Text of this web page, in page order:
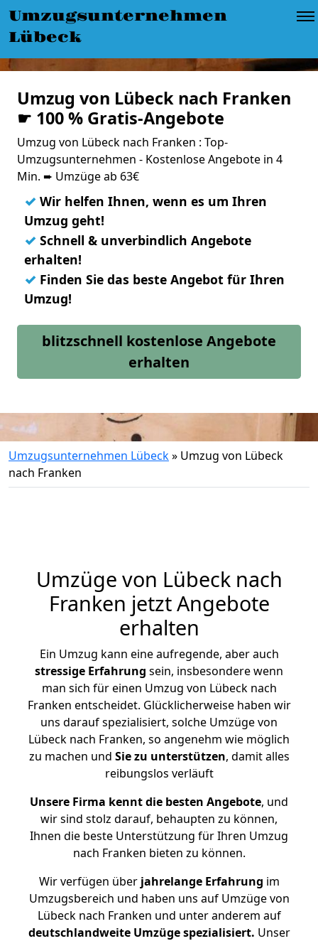
Umzugsunternehmen
Lübeck
Umzug von Lübeck nach Franken
☛ 100 % Gratis-Angebote
Umzug von Lübeck nach Franken : Top-
Umzugsunternehmen - Kostenlose Angebote in 4
Min. ➨ Umzüge ab 63€
✓ Wir helfen Ihnen, wenn es um Ihren
Umzug geht!
✓ Schnell & unverbindlich Angebote
erhalten!
✓ Finden Sie das beste Angebot für Ihren
Umzug!
blitzschnell kostenlose Angebote
erhalten
Umzugsunternehmen Lübeck» Umzug von Lübeck
nach Franken
Umzüge von Lübeck nach
Franken jetzt Angebote
erhalten
Ein Umzug kann eine aufregende, aber auch
stressige Erfahrung sein, insbesondere wenn
man sich für einen Umzug von Lübeck nach
Franken entscheidet. Glücklicherweise haben wir
uns darauf spezialisiert, solche Umzüge von
Lübeck nach Franken, so angenehm wie möglich
zu machen und Sie zu unterstützen, damit alles
reibungslos verläuft
Unsere Firma kennt die besten Angebote, und
wir sind stolz darauf, behaupten zu können,
Ihnen die beste Unterstützung für Ihren Umzug
nach Franken bieten zu können.
Wir verfügen überjahrelange Erfahrung im
Umzugsbereich und haben uns auf Umzüge von
Lübeck nach Franken und unter anderem auf
deutschlandweite Umzüge spezialisiert. Unser